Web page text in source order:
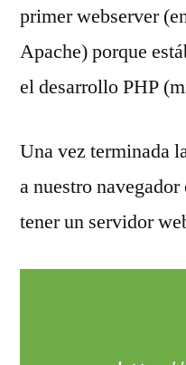
primer webserver
Apache) porque
el desarrollo PHP
Una vez terminada
a nuestro
tener un servidor